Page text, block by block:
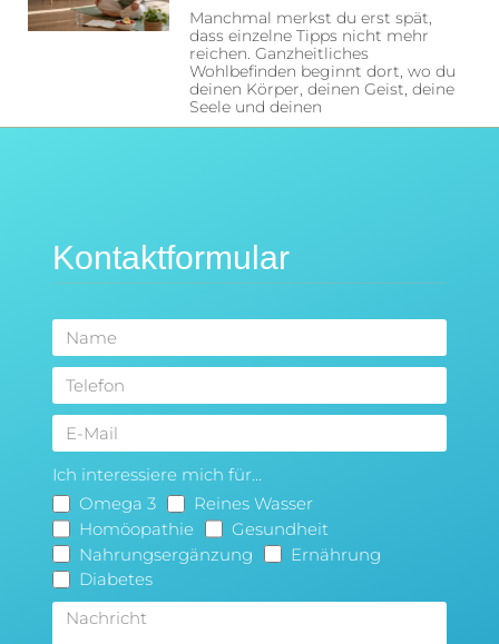
Manchmal merkst du erst spät,
dass einzelne Tipps nicht mehr
reichen. Ganzheitliches
Wohlbefinden beginnt dort, wo du
deinen Körper, deinen Geist, deine
Seele und deinen
Kontaktformular
Ich interessiere mich für...
Omega 3
Reines Wasser
Homöopathie
Gesundheit
Nahrungsergänzung
Ernährung
Diabetes